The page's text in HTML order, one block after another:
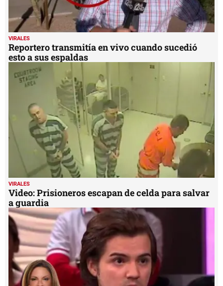
VIRALES
Reportero transmitía en vivo cuando sucedió
esto a sus espaldas
VIRALES
Video: Prisioneros escapan de celda para salvar
a guardia